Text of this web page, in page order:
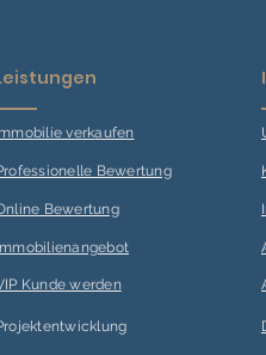
verkaufen
Bewertung
Bewertung
Kunde werden